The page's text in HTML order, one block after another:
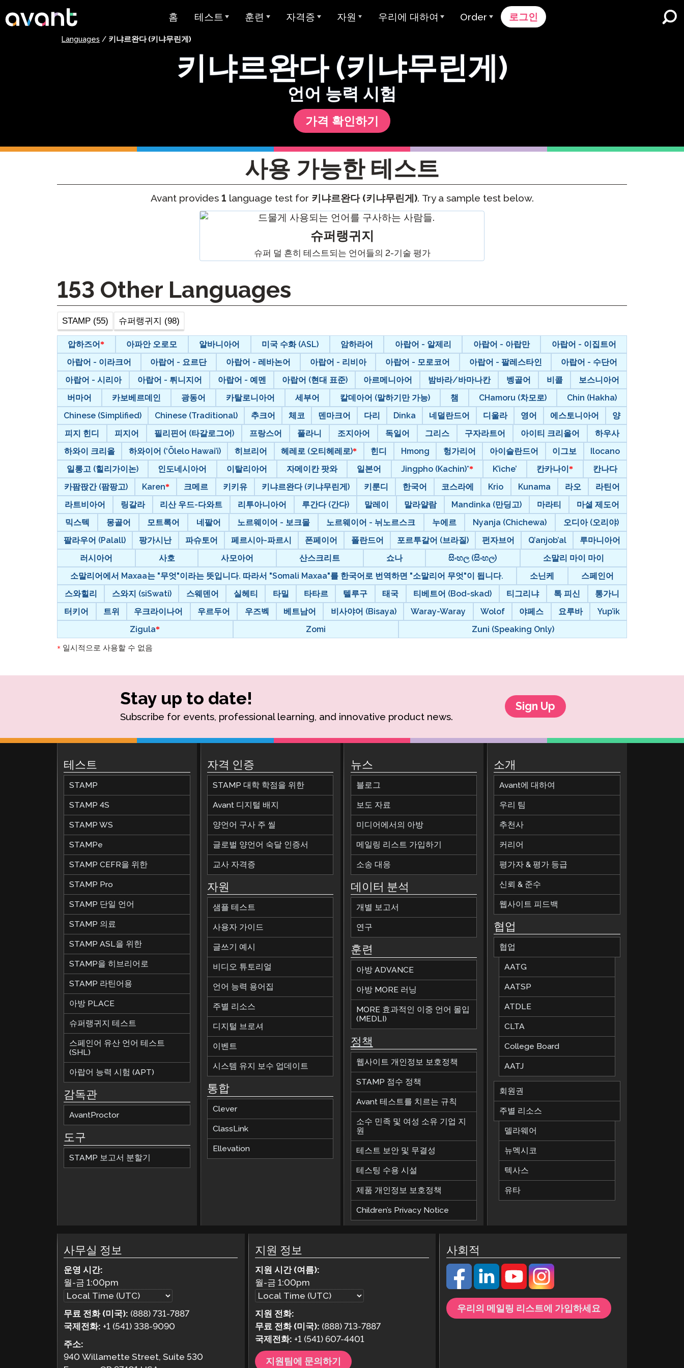
Skip to main content
홈
테스트
STAMP 모든 STAMP 테스트
STAMP 4S
STAMP WS
STAMPe
STAMP Pro
STAMP 단일 언어
STAMP 의료
SHL 테스트 디자인
SHL 테스트 섹션 설명
아랍어 능력 시험 (APT)
테스트 언어
재시도 요청
훈련
아방 MORE 러닝 아방 MORE 러닝
MEDLI (이중 언어 몰입)
MORE 학습에 연락하기
미라 언어 학습
비디오 튜토리얼
사용자 가이드
자격증
Avant 디지털 배지
양언어 구사 주 씰
글로벌 양언어 숙달 인증서
자원
사용자 가이드
글쓰기 예시
STAMP 개인 보고서
연구
통합 ClassLink
Ellevation
클레버 온보딩
비디오 튜토리얼
팟캐스트
블로그
우리에 대하여
우리가 봉사하는 대상 K-12 학교 및 교육구
우리 팀
평가자 & 평가 등급
커리어
협업
신뢰 & 준수
Order
가격 책정
로그인
Languages / 키냐르완다 (키냐무린게)
키냐르완다 (키냐무린게)
언어 능력 시험
가격 확인하기
사용 가능한 테스트
Avant provides 1 language test for 키냐르완다 (키냐무린게). Try a sample test below.
슈퍼랭귀지
슈퍼 덜 흔히 테스트되는 언어들의 2-기술 평가
153 Other Languages
STAMP (55) 슈퍼랭귀지 (98)
압하즈어 아파안 오로모 알바니아어 미국 수화 (ASL) 암하라어 아랍어 - 알제리 아랍어 - 아랍만
아랍어 - 이집트어
아랍어 - 이라크어
아랍어 - 요르단 아랍어 - 레바논어 아랍어 - 리비아 아랍어 - 모로코어 아랍어 - 팔레스타인
아랍어 - 수단어
아랍어 - 시리아
아랍어 - 튀니지어 아랍어 - 예멘 아랍어 (현대 표준) 아르메니아어 밤바라/바마나칸 벵골어 비콜
보스니아어
버마어
카보베르데인 광동어 카탈로니아어 세부어 칼데아어 (말하기만 가능) 챔 CHamoru (차모로)
Chin (Hakha)
Chinese (Simplified)
Chinese (Traditional) 추크어 체코 덴마크어 다리 Dinka 네덜란드어 디울라 영어 에스토니아어
양
피지 힌디
피지어 필리핀어 (타갈로그어) 프랑스어 풀라니 조지아어 독일어 그리스 구자라트어 아이티 크리올어
하우사
하와이 크리올
하와이어 (‘Ōlelo Hawai’i) 히브리어 헤레로 (오티헤레로) 힌디 Hmong 헝가리어 아이슬란드어 이그보
Ilocano
일롱고 (힐리가이논)
인도네시아어 이탈리아어 자메이칸 팟와 일본어 Jingpho (Kachin)* K’iche’ 칸카나이
칸나다
카팜팑간 (팜팡고)
Karen 크메르 키키유 키냐르완다 (키냐무린게) 키룬디 한국어 코스라에 Krio Kunama 라오
라틴어
라트비아어
링갈라 리산 우드-다와트 리투아니아어 루간다 (간다) 말레이 말라얄람 Mandinka (만딩고) 마라티
마셜 제도어
믹스텍
몽골어 모트록어 네팔어 노르웨이어 - 보크몰 노르웨이어 - 뉘노르스크 누에르 Nyanja (Chichewa)
오디아 (오리야)
팔라우어 (Palall)
팡가시난 파슈토어 페르시아-파르시 폰페이어 폴란드어 포르투갈어 (브라질) 펀자브어 Q’anjob’al
루마니아어
러시아어
사호 사모아어 산스크리트 쇼나 සිංහල (සිංහල)
소말리 마이 마이
소말리어에서 Maxaa는 "무엇"이라는 뜻입니다. 따라서 "Somali Maxaa"를 한국어로 번역하면 "소말리어 무엇"이 됩니다.
소닌케
스페인어
스와힐리
스와지 (siSwati) 스웨덴어 실헤티 타밀 타타르 텔루구 태국 티베트어 (Bod-skad) 티그리냐 톡 피신
통가니
터키어
트위 우크라이나어 우르두어 우즈벡 베트남어 비사야어 (Bisaya) Waray-Waray Wolof 야페스 요루바
Yup’ik
Zigula
Zomi Zuni (Speaking Only)
* 일시적으로 사용할 수 없음
Stay up to date!
Subscribe for events, professional learning, and innovative product news.
Sign Up
테스트
STAMP
STAMP 4S
STAMP WS
STAMPe
STAMP CEFR을 위한
STAMP Pro
STAMP 단일 언어
STAMP 의료
STAMP ASL을 위한
STAMP을 히브리어로
STAMP 라틴어용
아방 PLACE
슈퍼랭귀지 테스트
스페인어 유산 언어 테스트
(SHL)
아랍어 능력 시험 (APT)
감독관
AvantProctor
도구
STAMP 보고서 분할기
자격 인증
STAMP 대학 학점을 위한
Avant 디지털 배지
양언어 구사 주 씰
글로벌 양언어 숙달 인증서
교사 자격증
자원
샘플 테스트
사용자 가이드
글쓰기 예시
비디오 튜토리얼
언어 능력 용어집
주별 리소스
디지털 브로셔
이벤트
시스템 유지 보수 업데이트
통합
Clever
ClassLink
Ellevation
뉴스
블로그
보도 자료
미디어에서의 아방
메일링 리스트 가입하기
소송 대응
데이터 분석
개별 보고서
연구
훈련
아방 ADVANCE
아방 MORE 러닝
MORE 효과적인 이중 언어 몰입
(MEDLI)
정책
웹사이트 개인정보 보호정책
STAMP 점수 정책
Avant 테스트를 치르는 규칙
소수 민족 및 여성 소유 기업 지
원
테스트 보안 및 무결성
테스팅 수용 시설
제품 개인정보 보호정책
Children’s Privacy Notice
소개
Avant에 대하여
우리 팀
추천사
커리어
평가자 & 평가 등급
신뢰 & 준수
웹사이트 피드백
협업
협업
AATG
AATSP
ATDLE
CLTA
College Board
AATJ
회원권
주별 리소스
델라웨어
뉴멕시코
텍사스
유타
사무실 정보
운영 시간:
월-금1:00pm
무료 전화 (미국): (888) 731-7887
국제전화: +1 (541) 338-9090
주소:
940 Willamette Street, Suite 530
지원 정보
지원 시간 (여름):
월-금 1:00pm
지원 전화:
무료 전화 (미국): (888) 713-7887
국제전화: +1 (541) 607-4401
지원팀에 문의하기
사회적
우리의 메일링 리스트에 가입하세요